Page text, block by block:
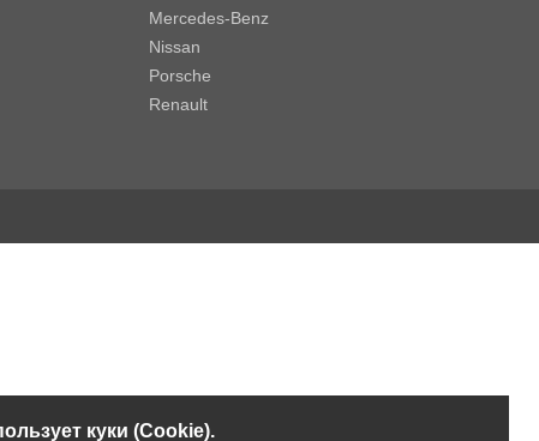
Mercedes-Benz
Nissan
Porsche
Renault
куки (Cookie).